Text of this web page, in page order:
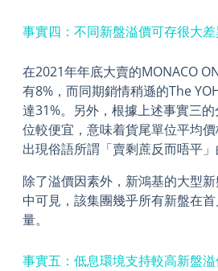
事實四：不同新盤溢價可存很大
在2021年年底大賣的MONACO
有8%，而同期銷情稍遜的The
達31%。另外，根據上述事實三
位較便宜，意味着貨尾單位平均
出現俗語所謂「賣剩蔗反而唔平」
除了溢價因素外，新鴻基的大型
中可見，該集團幾乎所有新盤在
量。
事實五：低息環境支持較高新盤